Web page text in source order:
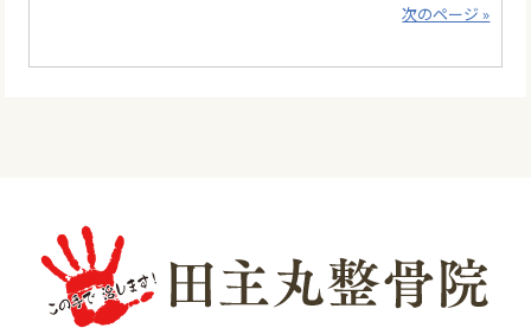
次のページ »